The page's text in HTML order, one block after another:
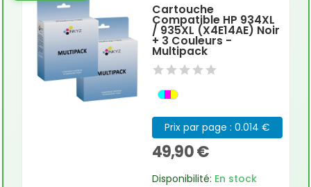
Cartouche
Compatible HP 934XL
/ 935XL (X4E14AE) Noir
+ 3 Couleurs -
Multipack
Prix par page : 0.014 €
49,90 €
Disponibilité: En stock